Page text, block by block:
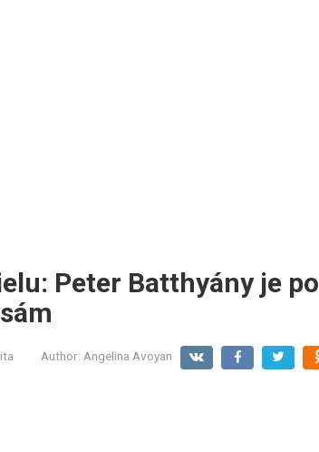
Peter Batthyány je po
Author: Angelina Avoyan